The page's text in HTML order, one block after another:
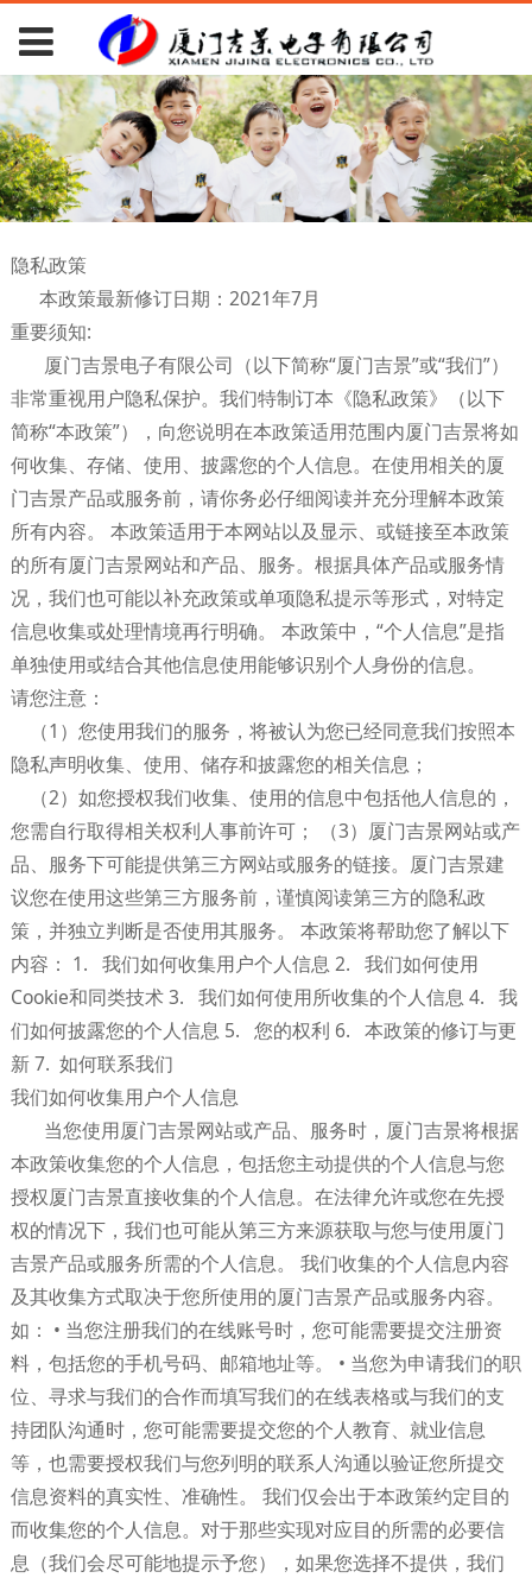
隐私政策
本政策最新修订日期：2021年7月
重要须知:
厦门吉景电子有限公司（以下简称“厦门吉景”或“我们”）
非常重视用户隐私保护。我们特制订本《隐私政策》（以下
简称“本政策”），向您说明在本政策适用范围内厦门吉景将如
何收集、存储、使用、披露您的个人信息。在使用相关的厦
门吉景产品或服务前，请你务必仔细阅读并充分理解本政策
所有内容。 本政策适用于本网站以及显示、或链接至本政策
的所有厦门吉景网站和产品、服务。根据具体产品或服务情
况，我们也可能以补充政策或单项隐私提示等形式，对特定
信息收集或处理情境再行明确。 本政策中，“个人信息”是指
单独使用或结合其他信息使用能够识别个人身份的信息。
请您注意：
（1）您使用我们的服务，将被认为您已经同意我们按照本
隐私声明收集、使用、储存和披露您的相关信息；
（2）如您授权我们收集、使用的信息中包括他人信息的，
您需自行取得相关权利人事前许可； （3）厦门吉景网站或产
品、服务下可能提供第三方网站或服务的链接。厦门吉景建
议您在使用这些第三方服务前，谨慎阅读第三方的隐私政
策，并独立判断是否使用其服务。 本政策将帮助您了解以下
内容： 1. 我们如何收集用户个人信息 2. 我们如何使用
Cookie和同类技术 3. 我们如何使用所收集的个人信息 4. 我
们如何披露您的个人信息 5. 您的权利 6. 本政策的修订与更
新 7. 如何联系我们
我们如何收集用户个人信息
当您使用厦门吉景网站或产品、服务时，厦门吉景将根据
本政策收集您的个人信息，包括您主动提供的个人信息与您
授权厦门吉景直接收集的个人信息。在法律允许或您在先授
权的情况下，我们也可能从第三方来源获取与您与使用厦门
吉景产品或服务所需的个人信息。 我们收集的个人信息内容
及其收集方式取决于您所使用的厦门吉景产品或服务内容。
如： • 当您注册我们的在线账号时，您可能需要提交注册资
料，包括您的手机号码、邮箱地址等。 • 当您为申请我们的职
位、寻求与我们的合作而填写我们的在线表格或与我们的支
持团队沟通时，您可能需要提交您的个人教育、就业信息
等，也需要授权我们与您列明的联系人沟通以验证您所提交
信息资料的真实性、准确性。 我们仅会出于本政策约定目的
而收集您的个人信息。对于那些实现对应目的所需的必要信
息（我们会尽可能地提示予您），如果您选择不提供，我们